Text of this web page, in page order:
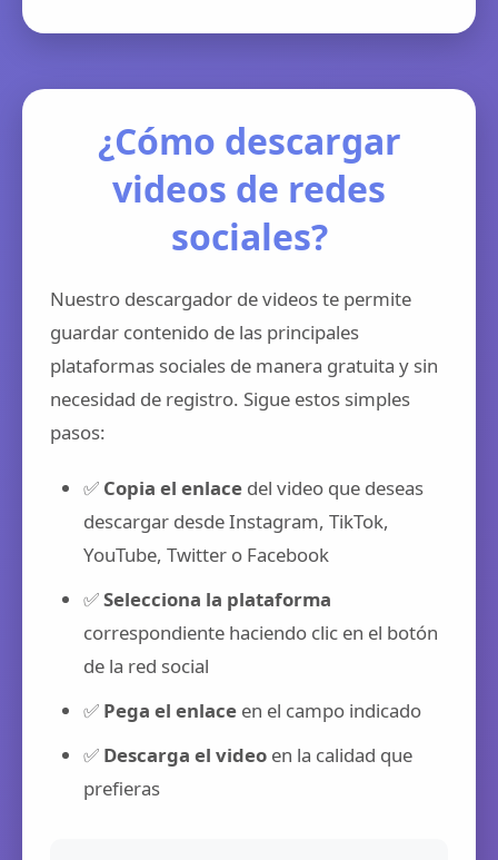
¿Cómo descargar
videos de redes
sociales?
Nuestro descargador de videos te permite
guardar contenido de las principales
plataformas sociales de manera gratuita y sin
necesidad de registro. Sigue estos simples
pasos:
✅ Copia el enlace del video que deseas
descargar desde Instagram, TikTok,
YouTube, Twitter o Facebook
✅Selecciona la plataforma
correspondiente haciendo clic en el botón
de la red social
✅ Pega el enlace en el campo indicado
✅ Descarga el video en la calidad que
prefieras